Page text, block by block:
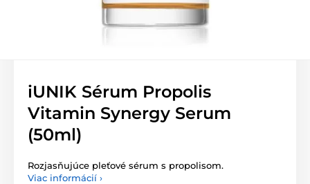
iUNIK Sérum Propolis
Vitamin Synergy Serum
(50ml)
Rozjasňujúce pleťové sérum s propolisom.
Viac informácií ›